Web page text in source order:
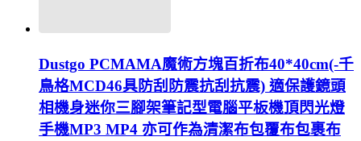
Dustgo PCMAMA魔術方塊百折布40*40cm(-千
鳥格MCD46具防刮防震抗刮抗震) 適保護鏡頭
相機身迷你三腳架筆記型電腦平板機頂閃光燈
手機MP3 MP4 亦可作為清潔布包覆布包裹布